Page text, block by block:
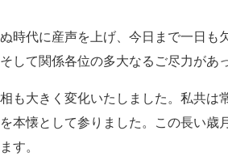
時代に産声を上げ、今日まで一日も
して関係各位の多大なるご尽力があ
も大きく変化いたしました。私共は
本懐として参りました。この長い歳
す。